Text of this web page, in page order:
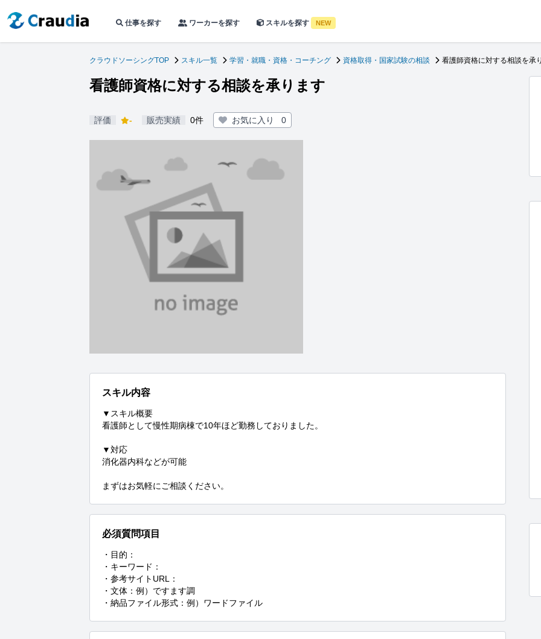
仕事を探す ワーカーを探す スキルを探す NEW
クラウドソーシングTOP スキル一覧 学習・就職・資格・コーチング 資格取得・国家試験の相談 看護師資格に対する相談を承
看護師資格に対する相談を承ります
評価 - 販売実績 0件 お気に入り 0
スキル内容
▼スキル概要
看護師として慢性期病棟で10年ほど勤務しておりました。
▼対応
消化器内科などが可能
まずはお気軽にご相談ください。
必須質問項目
・目的：
・キーワード：
・参考サイトURL：
・文体：例）ですます調
・納品ファイル形式：例）ワードファイル